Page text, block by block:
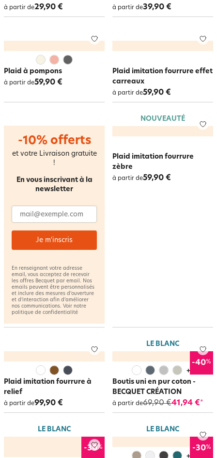
à partir de29,90 € à partir de39,90 €
Plaid à pompons
à partir de59,90 €
Plaid imitation fourrure effet
carreaux
à partir de59,90 €
NOUVEAUTÉ
Plaid imitation fourrure
zèbre
à partir de59,90 €
Plaid imitation fourrure à
relief
à partir de99,90 €
LE BLANC
-40%
+
Boutis uni en pur coton -
BECQUET CRÉATION
à partir de69,90 €41,94 €*
LE BLANC
-30%
LE BLANC
-30%
+
-10% offerts
et votre Livraison gratuite
!
En vous inscrivant à la
newsletter
Adresse email
Je m'inscris
En renseignant votre adresse
email, vous acceptez de recevoir
les offres Becquet par email. Nos
emails peuvent être personnalisés
et inclure des mesures d’ouverture
et d’interaction afin d’améliorer
nos communications. Voir notre
politique de confidentialité